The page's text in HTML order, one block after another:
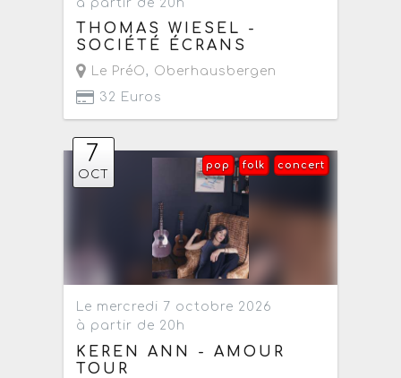
à partir de 20h
THOMAS WIESEL -
SOCIÉTÉ ÉCRANS
Le PréO, Oberhausbergen
32 Euros
7
OCT
concert
folk
pop
Le mercredi 7 octobre 2026
à partir de 20h
KEREN ANN - AMOUR
TOUR